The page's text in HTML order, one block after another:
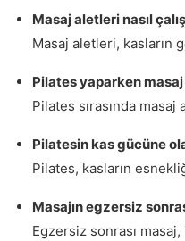
Masaj aletleri nasıl
Masaj aletleri, kasların
Pilates yaparken
Pilates sırasında
Pilatesin kas gücüne
Pilates, kasların
Masajın egzersiz
Egzersiz sonrası